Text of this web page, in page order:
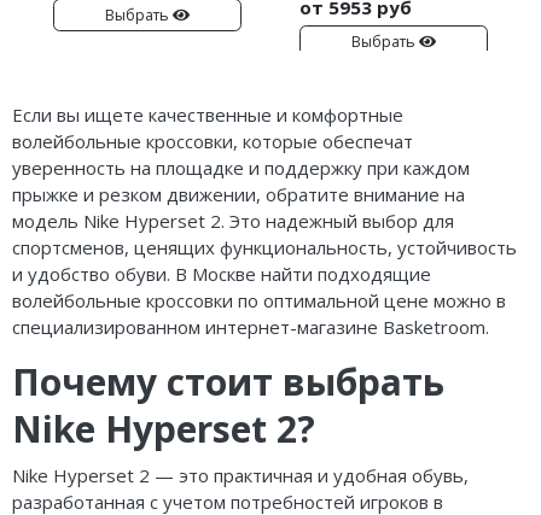
Выбрать от 5953 руб
Выбрать
Если вы ищете качественные и комфортные
волейбольные кроссовки, которые обеспечат
уверенность на площадке и поддержку при каждом
прыжке и резком движении, обратите внимание на
модель Nike Hyperset 2. Это надежный выбор для
спортсменов, ценящих функциональность, устойчивость
и удобство обуви. В Москве найти подходящие
волейбольные кроссовки по оптимальной цене можно в
специализированном интернет-магазине Basketroom.
Почему стоит выбрать
Nike Hyperset 2?
Nike Hyperset 2 — это практичная и удобная обувь,
разработанная с учетом потребностей игроков в